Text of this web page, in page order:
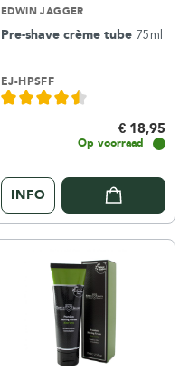
EDWIN JAGGER
Pre-shave crème tube 75ml
EJ-HPSFF
€ 18,95
Op voorraad
INFO